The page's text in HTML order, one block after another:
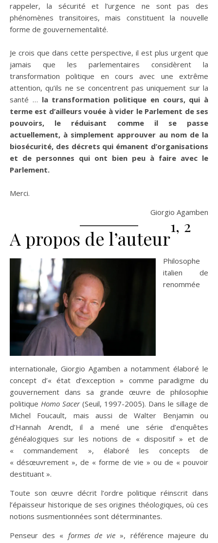
rappeler, la sécurité et l’urgence ne sont pas des
phénomènes transitoires, mais constituent la nouvelle
forme de gouvernementalité.
Je crois que dans cette perspective, il est plus urgent que
jamais que les parlementaires considèrent la
transformation politique en cours avec une extrême
attention, qu’ils ne se concentrent pas uniquement sur la
santé … la transformation politique en cours, qui à
terme est d’ailleurs vouée à vider le Parlement de ses
pouvoirs, le réduisant comme il se passe
actuellement, à simplement approuver au nom de la
biosécurité, des décrets qui émanent d’organisations
et de personnes qui ont bien peu à faire avec le
Parlement.
Merci.
Giorgio Agamben
A propos de l’auteur
1, 2
Philosophe
italien de
renommée
internationale, Giorgio Agamben a notamment élaboré le
concept d’« état d’exception » comme paradigme du
gouvernement dans sa grande œuvre de philosophie
politique Homo Sacer(Seuil, 1997-2005). Dans le sillage de
Michel Foucault, mais aussi de Walter Benjamin ou
d’Hannah Arendt, il a mené une série d’enquêtes
généalogiques sur les notions de « dispositif » et de
« commandement », élaboré les concepts de
« désœuvrement », de « forme de vie » ou de « pouvoir
destituant ».
Toute son œuvre décrit l’ordre politique réinscrit dans
l’épaisseur historique de ses origines théologiques, où ces
notions susmentionnées sont déterminantes.
Penseur des « formes de vie », référence majeure du